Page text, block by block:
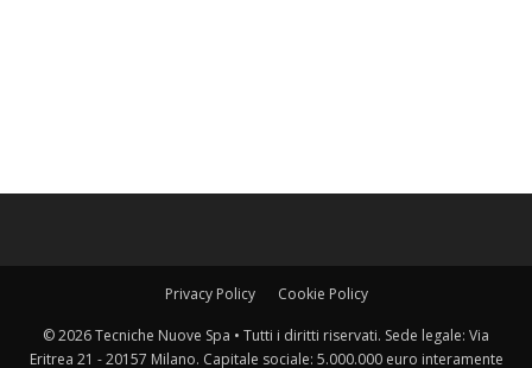
Privacy Policy Cookie Policy
© 2026 Tecniche Nuove Spa • Tutti i diritti riservati. Sede legale: Via
Eritrea 21 - 20157 Milano. Capitale sociale: 5.000.000 euro interamente